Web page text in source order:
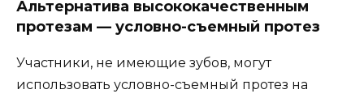
Альтернатива высококачественным
протезам — условно-съемный протез
Участники, не имеющие зубов, могут
использовать условно-съемный протез на